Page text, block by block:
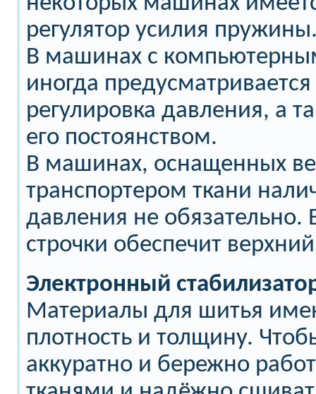
регулятор усилия
В машинах с
иногда
регулировка давления, а
его постоянством.
В машинах, оснащенных
транспортером ткани
давления не обязательно.
строчки обеспечит
Электронный
Материалы для шитья
плотность и толщину.
аккуратно и бережно